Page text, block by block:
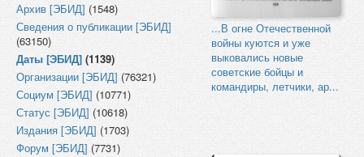
Архив [ЭБИД] (1548)
Сведения о публикации [ЭБИД]
(63150)
Даты [ЭБИД] (1139)
Организации [ЭБИД] (76321)
Социум [ЭБИД] (10771)
Статус [ЭБИД] (10618)
Издания [ЭБИД] (1703)
Форум [ЭБИД] (7731)
...В огне Отечественной
войны куются и уже
выковались новые
советские бойцы и
командиры, летчики, ар...